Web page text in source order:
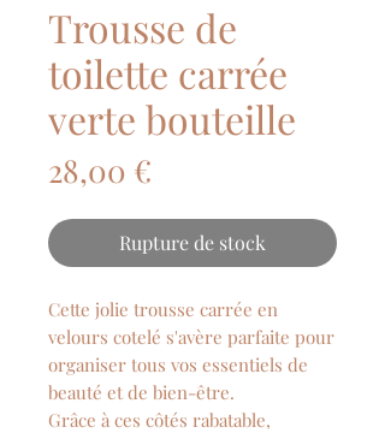
Trousse de
toilette carrée
verte bouteille
28,00 €
Rupture de stock
Cette jolie trousse carrée en
velours cotelé s'avère parfaite pour
organiser tous vos essentiels de
beauté et de bien-être.
Grâce à ces côtés rabatable,